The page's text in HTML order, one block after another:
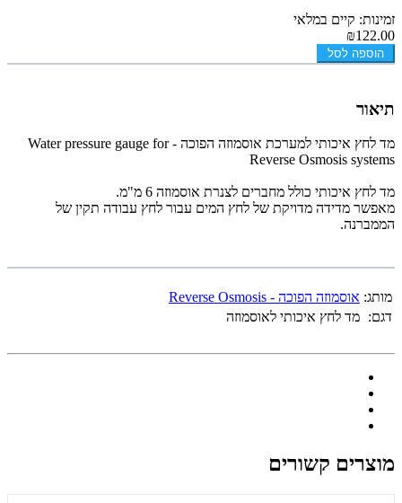
זמינות: קיים במלאי
₪122.00
הוספה לסל
תיאור
מד לחץ איכותי למערכת אוסמוזה הפוכה - Water pressure gauge for
Reverse Osmosis systems
מד לחץ איכותי כולל מחברים לצנרת אוסמוזה 6 מ"מ.
מאפשר מדידה מדויקת של לחץ המים עבור לחץ עבודה תקין של
הממברנה.
מותג: אוסמוזה הפוכה - Reverse Osmosis
דגם: מד לחץ איכותי לאוסמוזה
מוצרים קשורים